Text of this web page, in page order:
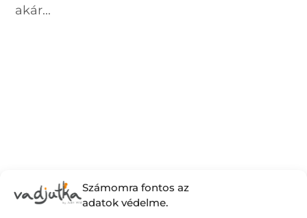
Számomra fontos az
adatok védelme.
akár...